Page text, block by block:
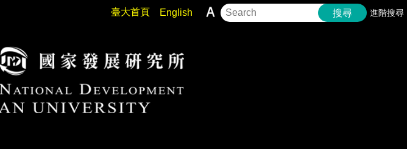
臺大首頁 English 搜尋 進階搜尋